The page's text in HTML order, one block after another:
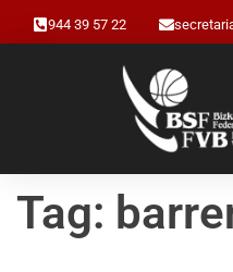
944 39 57 22
Tag: